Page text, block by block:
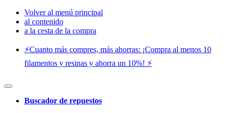
Volver al menú principal
al contenido
a la cesta de la compra
⚡️Cuanto más compres, más ahorras: ¡Compra al menos 10
filamentos y resinas y ahorra un 10%! ⚡️
Buscador de repuestos